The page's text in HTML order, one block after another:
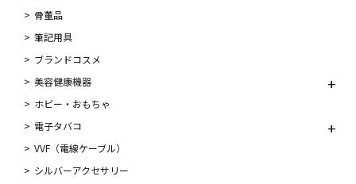
骨董品
筆記用具
ブランドコスメ
美容健康機器
ホビー・おもちゃ
電子タバコ
VVF（電線ケーブル）
シルバーアクセサリー